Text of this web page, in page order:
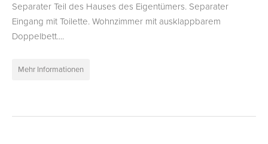
Separater Teil des Hauses des Eigentümers. Separater
Eingang mit Toilette. Wohnzimmer mit ausklappbarem
Doppelbett....
Mehr Informationen